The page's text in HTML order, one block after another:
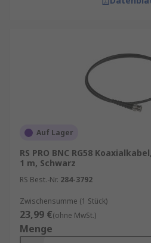
Brandfall nur wenig
geschlossenen Räumen,
öffentlichen Gebäuden,
kann, um die Sicht zu
Auf Lager
RS PRO BNC RG58
1 m, Schwarz
RS Best.-Nr. 284-3792
Zwischensumme (1 Stück)
23,99 €(ohne MwSt.)
Menge